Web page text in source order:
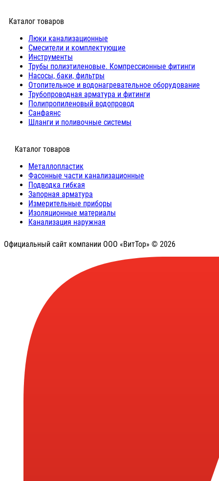
Каталог товаров
Люки канализационные
Cмесители и комплектующие
Инструменты
Трубы полиэтиленовые. Компрессионные фитинги
Насосы, баки, фильтры
Отопительное и водонагревательное оборудование
Трубопроводная арматура и фитинги
Полипропиленовый водопровод
Санфаянс
Шланги и поливочные системы
⠀Каталог товаров
Металлопластик
Фасонные части канализационные
Подводка гибкая
Запорная арматура
Измерительные приборы
Изоляционные материалы
Канализация наружная
Официальный сайт компании ООО «ВитТор» © 2026